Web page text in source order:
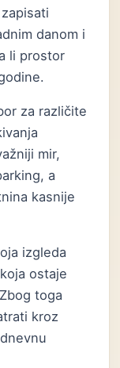
danom i
li prostor
za različite
mir,
a
kasnije
izgleda
ostaje
toga
kroz